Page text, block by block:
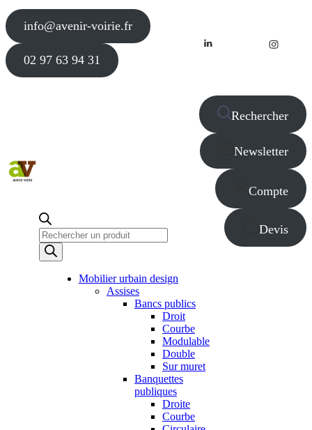
info@avenir-voirie.fr
02 97 63 94 31
Recherche
de
produits
Rechercher
Newsletter
Compte
Devis
Mobilier urbain design
Assises
Bancs publics
Droit
Courbe
Modulable
Double
Sur muret
Banquettes
publiques
Droite
Courbe